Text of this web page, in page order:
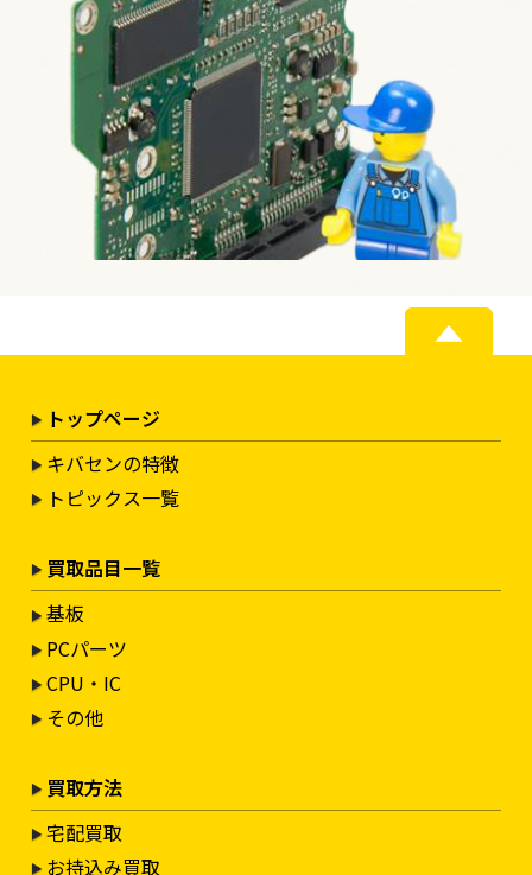
トップページ
キバセンの特徴
トピックス一覧
買取品目一覧
基板
PCパーツ
CPU・IC
その他
買取方法
宅配買取
お持込み買取